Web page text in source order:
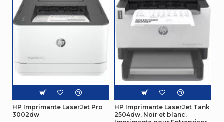
Cycle de
service
100000 pages par mois
Pays d'origine
Technologie
d'impression
Laser
HP Imprimante LaserJet Pro
3002dw
HP Imprimante LaserJet Tank
2504dw, Noir et blanc,